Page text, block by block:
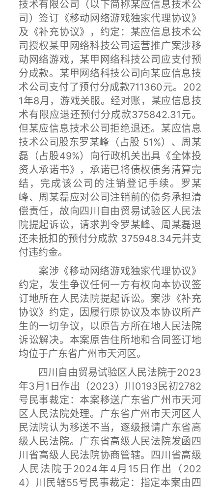
技术有限公司（以下简称某应信息技术公
司）签订《移动网络游戏独家代理协议》
及《补充协议》，约定：某应信息技术公
司授权某甲网络科技公司运营推广案涉移
动网络游戏，某甲网络科技公司应支付预
分成款。某甲网络科技公司向某应信息技
术公司支付了预付分成款711360元。202
1年8月，游戏关服。经对账，某应信息技
术有限应退还预付分成款375842.31元。
但某应信息技术公司拒绝退还。某应信息
技术公司股东罗某峰（占股 51%）、周某
磊（占股49%）向行政机关出具《全体投
资人承诺书》，承诺已将债权债务清算完
结，完成该公司的注销登记手续。罗某
峰、周某磊应对公司注销前的债务承担清
偿责任，故向四川自由贸易试验区人民法
院提起诉讼，请求判令罗某峰、周某磊退
还未抵扣的预付分成款 375948.34元并支
付违约金。
案涉《移动网络游戏独家代理协议》
约定，发生争议任何一方有权向本协议签
订地所在人民法院提起诉讼。案涉《补充
协议》约定，因履行原协议及本协议所产
生的一切争议，以原告方所在地人民法院
诉讼解决。本案原告住所地和合同签订地
均位于广东省广州市天河区。
四川自由贸易试验区人民法院于2023
年3月1日作出（2023）川0193民初2782
号民事裁定：本案移送广东省广州市天河
区人民法院处理。广东省广州市天河区人
民法院认为移送不当，逐级报请广东省高
级人民法院。广东省高级人民法院发函四
川省高级人民法院协商管辖。四川省高级
人民法院于2024年4月15日作出（202
4）川民辖55号民事裁定：指定本案由四